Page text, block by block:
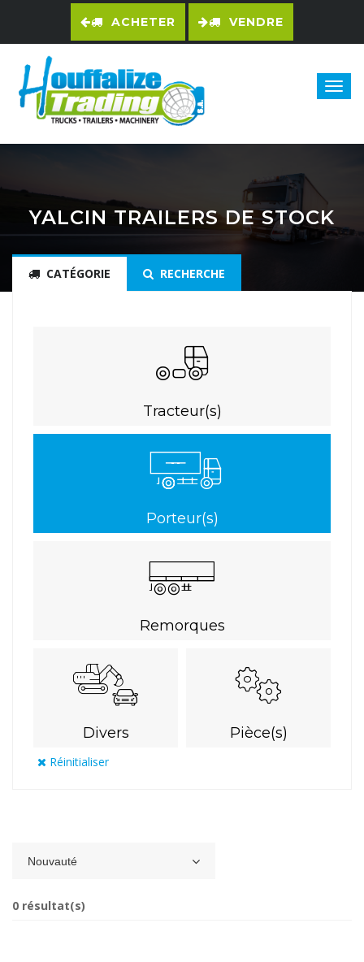
ACHETER VENDRE
YALCIN TRAILERS DE STOCK
CATÉGORIE RECHERCHE
Tracteur(s)
Porteur(s)
Remorques
Divers Pièce(s)
Réinitialiser
Nouvauté
0 résultat(s)